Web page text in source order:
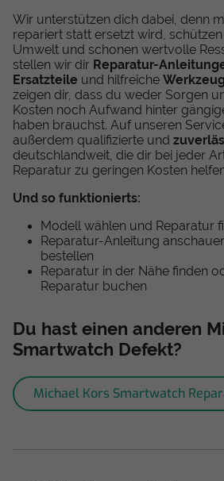
Wir unterstützen dich dabei, denn
repariert statt ersetzt wird,
Umwelt und schonen wertvolle
stellen wir dir Reparatur-
Ersatzteile und hilfreiche
zeigen dir, dass du weder Sorgen
Kosten noch Aufwand hinter
haben brauchst. Auf unseren
außerdem qualifizierte und
deutschlandweit, die dir bei jeder
Reparatur zu geringen Kosten
Und so funktionierts:
Modell wählen und Reparatur
Reparatur-Anleitung
bestellen
Reparatur in der Nähe finden
Reparatur buchen
Du hast einen anderen
Smartwatch Defekt?
Michael Kors Smartwatch